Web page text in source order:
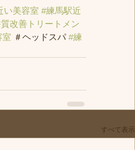
い美容室 #練馬駅近
改善トリートメン
室 ＃ヘッドスパ #練
すべて表示